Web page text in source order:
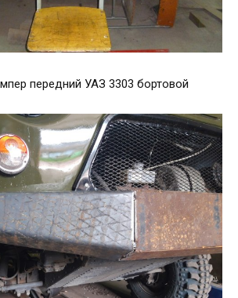
передний УАЗ 3303 бортовой